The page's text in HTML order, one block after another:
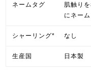
ネームタグ
肌触り
にネーム
シャーリング* なし
生産国 日本製